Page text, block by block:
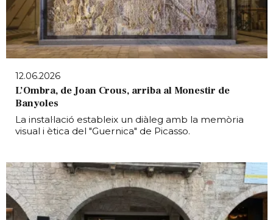
12.06.2026
L’Ombra, de Joan Crous, arriba al Monestir de
Banyoles
La instal·lació estableix un diàleg amb la memòria
visual i ètica del "Guernica" de Picasso.